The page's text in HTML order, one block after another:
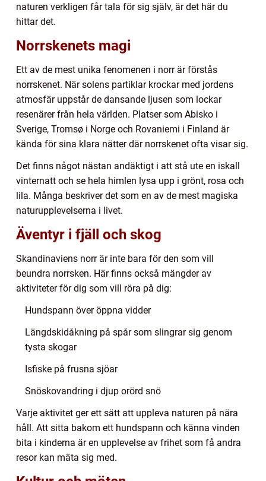
naturen verkligen får tala för sig själv, är det här du
hittar det.
Norrskenets magi
Ett av de mest unika fenomenen i norr är förstås
norrskenet. När solens partiklar krockar med jordens
atmosfär uppstår de dansande ljusen som lockar
resenärer från hela världen. Platser som Abisko i
Sverige, Tromsø i Norge och Rovaniemi i Finland är
kända för sina klara nätter där norrskenet ofta visar sig.
Det finns något nästan andäktigt i att stå ute en iskall
vinternatt och se hela himlen lysa upp i grönt, rosa och
lila. Många beskriver det som en av de mest magiska
naturupplevelserna i livet.
Äventyr i fjäll och skog
Skandinaviens norr är inte bara för den som vill
beundra norrsken. Här finns också mängder av
aktiviteter för dig som vill röra på dig:
Hundspann över öppna vidder
Längdskidåkning på spår som slingrar sig genom
tysta skogar
Isfiske på frusna sjöar
Snöskovandring i djup orörd snö
Varje aktivitet ger ett sätt att uppleva naturen på nära
håll. Att sitta bakom ett hundspann och känna vinden
bita i kinderna är en upplevelse av frihet som få andra
resor kan mäta sig med.